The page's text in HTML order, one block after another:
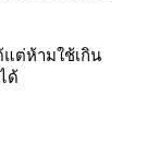
ต่ห้ามใช้เกิน
ด้